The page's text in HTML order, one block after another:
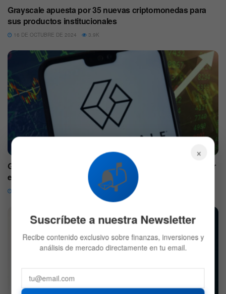
Grayscale apuesta por 35 nuevas criptomonedas para
sus productos institucionales
16 DE OCTUBRE DE 2024 3.9K
Grayscale revela las mejores criptomonedas para invertir
en 2024
15.4K
×
📬
Suscríbete a nuestra Newsletter
Recibe contenido exclusivo sobre finanzas, inversiones y
análisis de mercado directamente en tu email.